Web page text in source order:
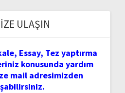
ULAŞIN
Essay, Tez yaptırma
konusunda yardım
mail adresimizden